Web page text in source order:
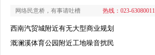
网络民意桥，有事请吐槽 热线：023-63080011
西南汽贸城附近有无大型商业规划
溉澜溪体育公园附近工地噪音扰民